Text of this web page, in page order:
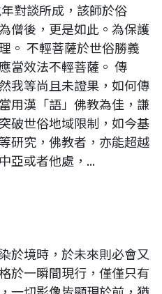
對談所成，該師於俗
僧後，更是如此。為保護
。 不輕菩薩於世俗勝義
當效法不輕菩薩。 傳
我等尚且未證果，如何傳
用漢「語」佛教為佳，謙
破世俗地域限制，如今基
研究，佛教者，亦能超越
亞或者他處，...
於境時，於未來則必會又
於一瞬間現行，僅僅只有